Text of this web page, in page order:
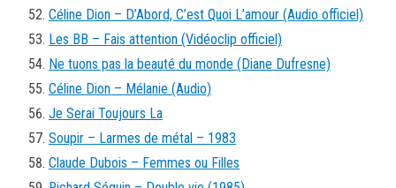
Céline Dion – D’Abord, C’est Quoi L’amour (Audio officiel)
Les BB – Fais attention (Vidéoclip officiel)
Ne tuons pas la beauté du monde (Diane Dufresne)
Céline Dion – Mélanie (Audio)
Je Serai Toujours La
Soupir – Larmes de métal – 1983
Claude Dubois – Femmes ou Filles